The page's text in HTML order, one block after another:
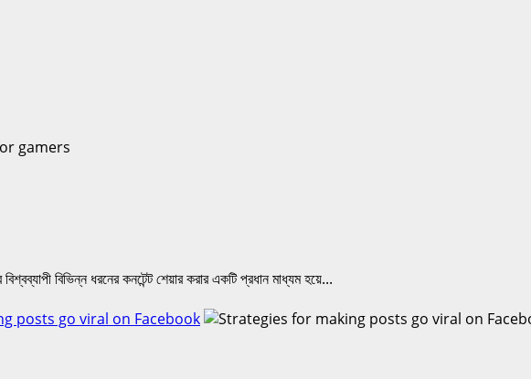
বিভিন্ন ধরনের কনটেন্ট শেয়ার করার একটি প্রধান মাধ্যম হয়ে...
posts go viral on Facebook